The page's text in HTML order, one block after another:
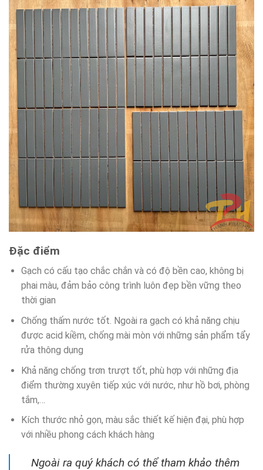
Đặc điểm
Gạch có cấu tạo chắc chắn và có độ bền cao, không bị
phai màu, đảm bảo công trình luôn đẹp bền vững theo
thời gian
Chống thấm nước tốt. Ngoài ra gạch có khả năng chịu
được acid kiềm, chống mài mòn với những sản phẩm tẩy
rửa thông dụng
Khả năng chống trơn trượt tốt, phù hợp với những địa
điểm thường xuyên tiếp xúc với nước, như hồ bơi, phòng
tắm,…
Kích thước nhỏ gọn, màu sắc thiết kế hiện đại, phù hợp
với nhiều phong cách khách hàng
Ngoài ra quý khách có thể tham khảo thêm